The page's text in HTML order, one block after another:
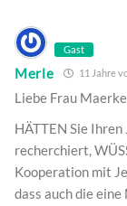
Gast
Merle 11 Jahre
Liebe Frau
HÄTTEN Sie
recherchiert,
Kooperation mit
dass auch die